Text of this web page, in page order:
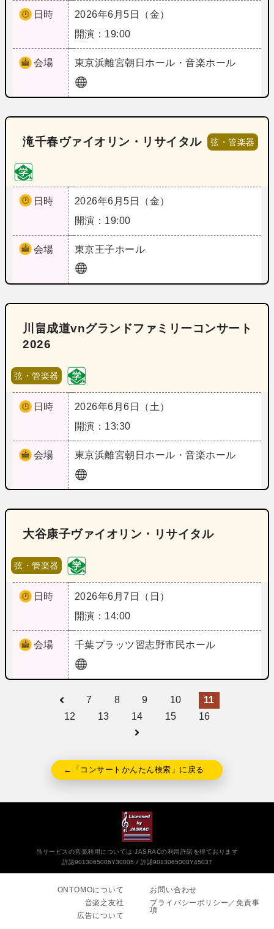
日時
2026年6月5日（金）
開演：19:00
会場 東京浜離宮朝日ホール・音楽ホール
滝千春ヴァイオリン・リサイタル 弦・管楽器
日時
2026年6月5日（金）
開演：19:00
会場 東京王子ホール
川畠成道vnグランドファミリーコンサート
2026
弦・管楽器
日時
2026年6月6日（土）
開演：13:30
会場 東京浜離宮朝日ホール・音楽ホール
大谷康子ヴァイオリン・リサイタル
弦・管楽器
日時
2026年6月7日（日）
開演：14:00
会場 千葉プラッツ習志野市民ホール
7 8 9 10
11
12
13 14 15 16
←「コンサートかんたん検索」に戻る
当サービスの音楽利用については JASRACの利用許諾を得ております
許諾9013065006Y30005
許諾9013065008Y45037
ONTOMOについて
音楽之友社
広告について
お問い合わせ
プライバシーポリシー／免責事
項